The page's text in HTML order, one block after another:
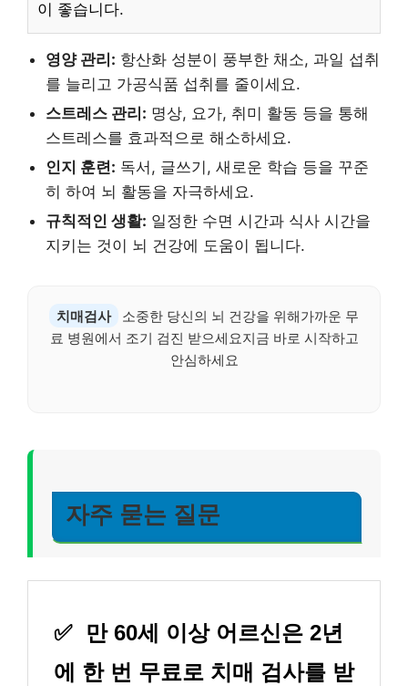
이 좋습니다.
영양 관리: 항산화 성분이 풍부한 채소, 과일 섭취
를 늘리고 가공식품 섭취를 줄이세요.
스트레스 관리: 명상, 요가, 취미 활동 등을 통해
스트레스를 효과적으로 해소하세요.
인지 훈련: 독서, 글쓰기, 새로운 학습 등을 꾸준
히 하여 뇌 활동을 자극하세요.
규칙적인 생활: 일정한 수면 시간과 식사 시간을
지키는 것이 뇌 건강에 도움이 됩니다.
치매검사
소중한 당신의 뇌 건강을 위해가까운 무
료 병원에서 조기 검진 받으세요지금 바로 시작하고
안심하세요
자주 묻는 질문
✅
만 60세 이상 어르신은 2년
에 한 번 무료로 치매 검사를 받